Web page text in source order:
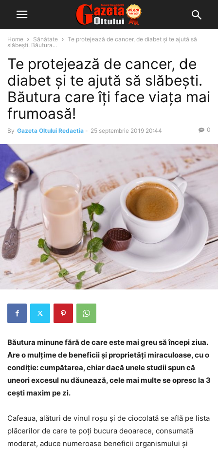
Home Sănătate
Te protejează de cancer, de diabet și te ajută să
slăbești. Băutura...
Te protejează de cancer, de
diabet și te ajută să slăbești.
Băutura care îți face viața mai
frumoasă!
By Gazeta Oltului Redactia - 25 septembrie 2019 20:44 0
Băutura minune fără de care este mai greu să începi ziua.
Are o mulțime de beneficii și proprietăți miraculoase, cu o
condiție: cumpătarea, chiar dacă unele studii spun că
uneori excesul nu dăunează, cele mai multe se opresc la 3
cești maxim pe zi.
Cafeaua, alături de vinul roşu şi de ciocolată se află pe lista
plăcerilor de care te poţi bucura deoarece, consumată
moderat, aduce numeroase beneficii organismului şi